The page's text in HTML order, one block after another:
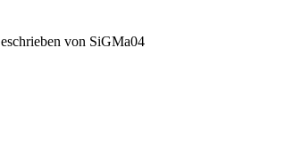
von SiGMa04